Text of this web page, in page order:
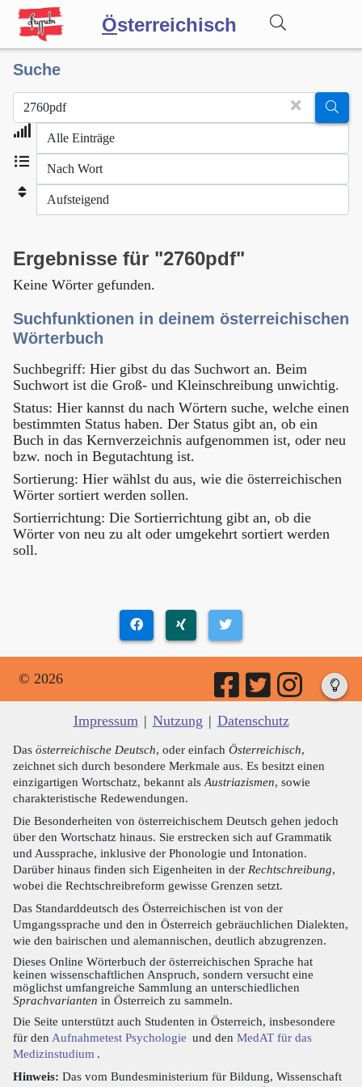
Österreichisch
Wörterbuch
Forum
Blog
Suche
Ergebnisse für "2760pdf"
Keine Wörter gefunden.
Suchfunktionen in deinem österreichischen
Wörterbuch
Suchbegriff: Hier gibst du das Suchwort an. Beim
Suchwort ist die Groß- und Kleinschreibung unwichtig.
Status: Hier kannst du nach Wörtern suche, welche einen
bestimmten Status haben. Der Status gibt an, ob ein
Buch in das Kernverzeichnis aufgenommen ist, oder neu
bzw. noch in Begutachtung ist.
Sortierung: Hier wählst du aus, wie die österreichischen
Wörter sortiert werden sollen.
Sortierrichtung: Die Sortierrichtung gibt an, ob die
Wörter von neu zu alt oder umgekehrt sortiert werden
soll.
© 2026
Impressum | Nutzung | Datenschutz
Das österreichische Deutsch, oder einfach Österreichisch,
zeichnet sich durch besondere Merkmale aus. Es besitzt einen
einzigartigen Wortschatz, bekannt als Austriazismen, sowie
charakteristische Redewendungen.
Die Besonderheiten von österreichischem Deutsch gehen jedoch
über den Wortschatz hinaus. Sie erstrecken sich auf Grammatik
und Aussprache, inklusive der Phonologie und Intonation.
Darüber hinaus finden sich Eigenheiten in der Rechtschreibung,
wobei die Rechtschreibreform gewisse Grenzen setzt.
Das Standarddeutsch des Österreichischen ist von der
Umgangssprache und den in Österreich gebräuchlichen Dialekten,
wie den bairischen und alemannischen, deutlich abzugrenzen.
Dieses Online Wörterbuch der österreichischen Sprache hat
keinen wissenschaftlichen Anspruch, sondern versucht eine
möglichst umfangreiche Sammlung an unterschiedlichen
Sprachvarianten in Österreich zu sammeln.
Die Seite unterstützt auch Studenten in Österreich, insbesondere
für den Aufnahmetest Psychologie und den MedAT für das
Medizinstudium .
Hinweis: Das vom Bundesministerium für Bildung, Wissenschaft